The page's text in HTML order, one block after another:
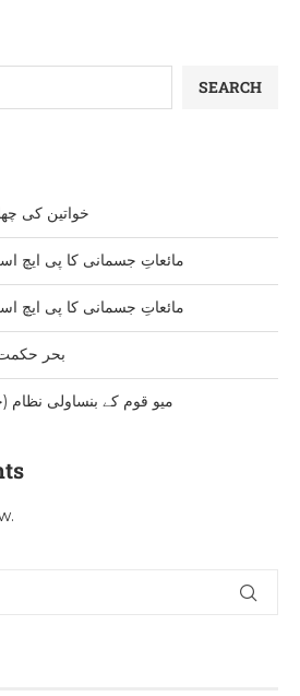
SEARCH
خواتین کی
مائعاتِ جسمانی کا پی ایچ
مائعاتِ جسمانی کا پی ایچ
بحر
میو قوم کے بنساولی نظام